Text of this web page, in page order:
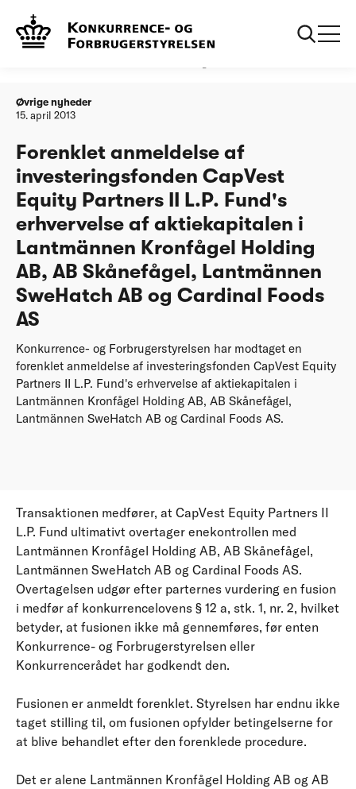
Forside
Partners II L.P. Fund's erhvervelse af aktiekapitalen i
Lantmännen Kronfågel Holding AB, AB Skånefågel,
Øvrige nyheder
15. april 2013
Forenklet anmeldelse af
investeringsfonden CapVest
Equity Partners II L.P. Fund's
erhvervelse af aktiekapitalen i
Lantmännen Kronfågel Holding
AB, AB Skånefågel, Lantmännen
SweHatch AB og Cardinal Foods
AS
Konkurrence- og Forbrugerstyrelsen har modtaget en
forenklet anmeldelse af investeringsfonden CapVest Equity
Partners II L.P. Fund's erhvervelse af aktiekapitalen i
Lantmännen Kronfågel Holding AB, AB Skånefågel,
Lantmännen SweHatch AB og Cardinal Foods AS.
Transaktionen medfører, at CapVest Equity Partners II
L.P. Fund ultimativt overtager enekontrollen med
Lantmännen Kronfågel Holding AB, AB Skånefågel,
Lantmännen SweHatch AB og Cardinal Foods AS.
Overtagelsen udgør efter parternes vurdering en fusion
i medfør af konkurrencelovens § 12 a, stk. 1, nr. 2, hvilket
betyder, at fusionen ikke må gennemføres, før enten
Konkurrence- og Forbrugerstyrelsen eller
Konkurrencerådet har godkendt den.
Fusionen er anmeldt forenklet. Styrelsen har endnu ikke
taget stilling til, om fusionen opfylder betingelserne for
at blive behandlet efter den forenklede procedure.
Det er alene Lantmännen Kronfågel Holding AB og AB